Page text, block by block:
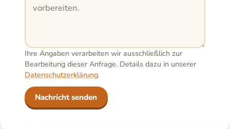
Ihre Angaben verarbeiten wir ausschließlich zur
Bearbeitung dieser Anfrage. Details dazu in unserer
Datenschutzerklärung.
Nachricht senden